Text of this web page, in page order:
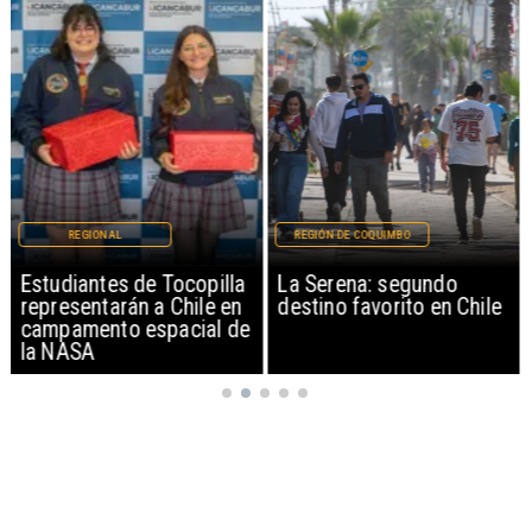
Estudiantes de Tocopilla
representarán a Chile en
campamento espacial de
la NASA
REGIONAL
La Serena: segundo
destino favorito en Chile
REGIÓN DE COQUIMBO